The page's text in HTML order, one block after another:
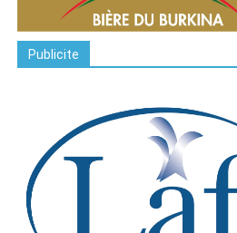
Publicite